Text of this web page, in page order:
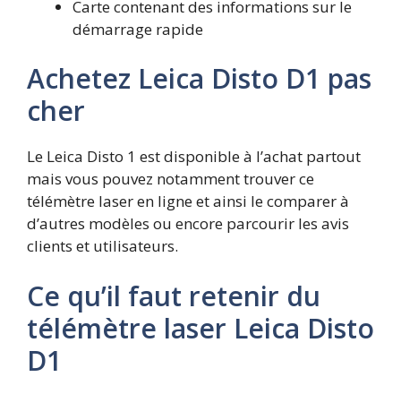
Carte contenant des informations sur le
démarrage rapide
Achetez Leica Disto D1 pas
cher
Le Leica Disto 1 est disponible à l’achat partout
mais vous pouvez notamment trouver ce
télémètre laser en ligne et ainsi le comparer à
d’autres modèles ou encore parcourir les avis
clients et utilisateurs.
Ce qu’il faut retenir du
télémètre laser Leica Disto
D1